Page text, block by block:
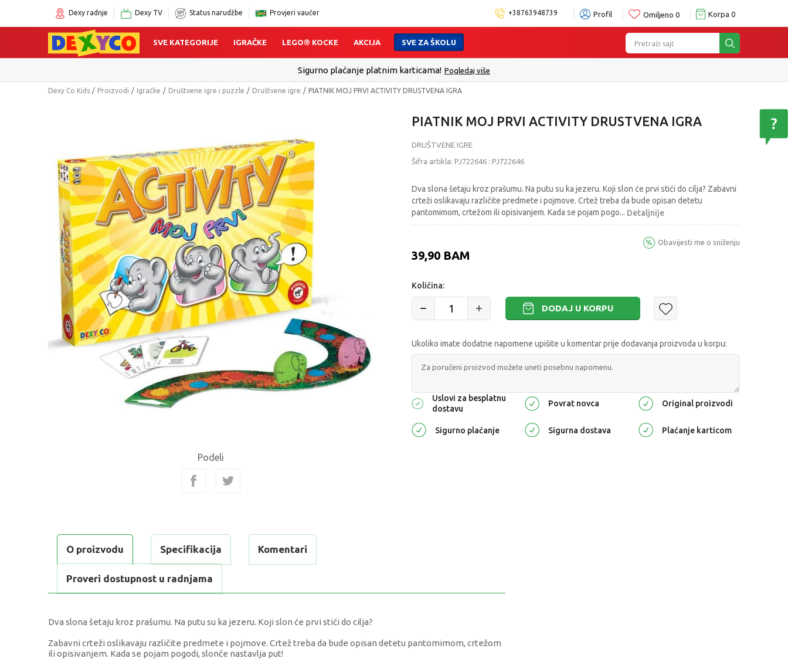
Dexy radnje Dexy TV Status narudžbe Provjeri vaučer +38763948739 Profil Omiljeno 0 Korpa 0
Pretraži sajt
SVE KATEGORIJE IGRAČKE LEGO® KOCKE AKCIJA SVE ZA ŠKOLU
Sigurno plaćanje platnim karticama! Pogledaj više
Dexy Co Kids Proizvodi Igračke Društvene igre i puzzle Društvene igre PIATNIK MOJ PRVI ACTIVITY DRUSTVENA IGRA
Podeli
PIATNIK MOJ PRVI ACTIVITY DRUSTVENA IGRA
DRUŠTVENE IGRE
Šifra artikla: PJ722646 : PJ722646
Dva slona šetaju kroz prašumu. Na putu su ka jezeru. Koji slon će prvi stići do cilja? Zabavni
crteži oslikavaju različite predmete i pojmove. Crtež treba da bude opisan detetu
pantomimom, crtežom ili opisivanjem. Kada se pojam pogo... Detaljnije
39,90 BAM
Obavijesti me o sniženju
Količina:
DODAJ U KORPU
Ukoliko imate dodatne napomene upišite u komentar prije dodavanja proizvoda u korpu:
Uslovi za besplatnu
dostavu
Povrat novca Original proizvodi
Sigurno plaćanje Sigurna dostava Plaćanje karticom
O proizvodu Specifikacija Komentari
Proveri dostupnost u radnjama
Dva slona šetaju kroz prašumu. Na putu su ka jezeru. Koji slon će prvi stići do cilja?
Zabavni crteži oslikavaju različite predmete i pojmove. Crtež treba da bude opisan detetu pantomimom, crtežom
ili opisivanjem. Kada se pojam pogodi, slonče nastavlja put!